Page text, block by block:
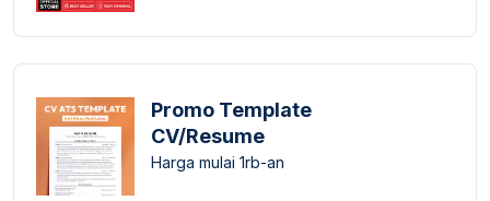
Promo Template
CV/Resume
Harga mulai 1rb-an